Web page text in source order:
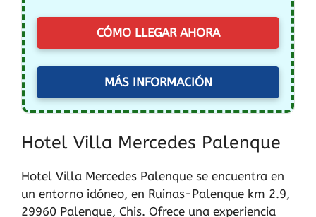
CÓMO LLEGAR AHORA
MÁS INFORMACIÓN
Hotel Villa Mercedes Palenque
Hotel Villa Mercedes Palenque se encuentra en
un entorno idóneo, en Ruinas-Palenque km 2.9,
29960 Palenque, Chis. Ofrece una experiencia